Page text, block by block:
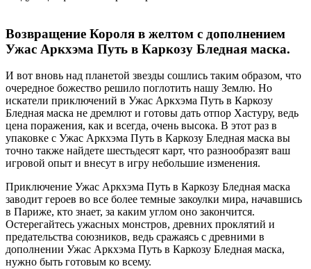
Возвращение Короля в желтом с дополнением
Ужас Аркхэма Путь в Каркозу Бледная маска.
И вот вновь над планетой звезды сошлись таким образом, что
очередное божество решило поглотить нашу Землю. Но
искатели приключений в Ужас Аркхэма Путь в Каркозу
Бледная маска не дремлют и готовы дать отпор Хастуру, ведь
цена поражения, как и всегда, очень высока. В этот раз в
упаковке с Ужас Аркхэма Путь в Каркозу Бледная маска вы
точно также найдете шестьдесят карт, что разнообразят ваш
игровой опыт и внесут в игру небольшие изменения.
Приключение Ужас Аркхэма Путь в Каркозу Бледная маска
заводит героев во все более темные закоулки мира, начавшись
в Париже, кто знает, за каким углом оно закончится.
Остерегайтесь ужасных монстров, древних проклятий и
предательства союзников, ведь сражаясь с древними в
дополнении Ужас Аркхэма Путь в Каркозу Бледная маска,
нужно быть готовым ко всему.